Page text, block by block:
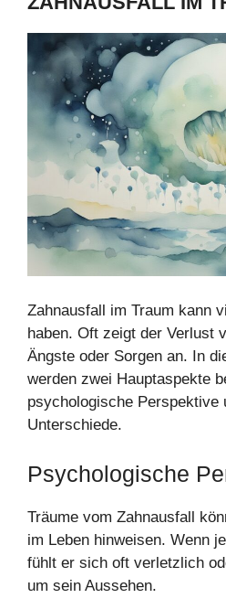
Zahnausfall im Traum kann
haben. Oft zeigt der Verlust
Ängste oder Sorgen an. In
werden zwei Hauptaspekte
psychologische Perspektive
Unterschiede.
Psychologische
Träume vom Zahnausfall
im Leben hinweisen. Wenn
fühlt er sich oft verletzlich
um sein Aussehen.